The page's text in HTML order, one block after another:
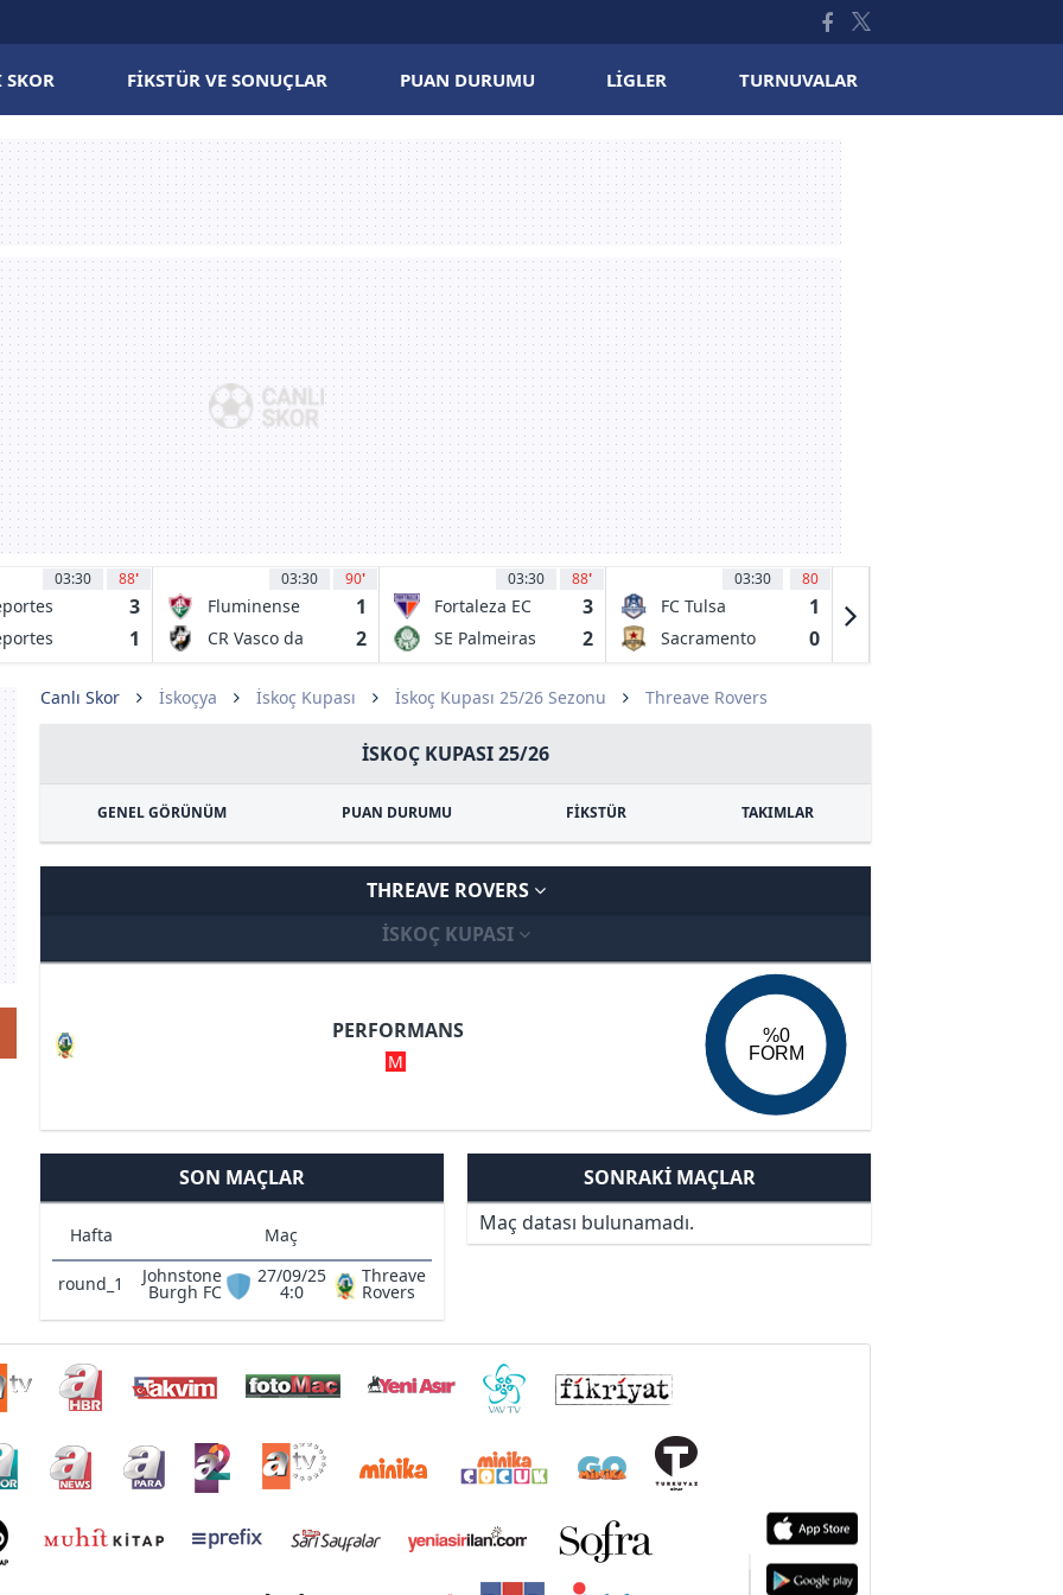
SKOR FIKSTÜR VE SONUÇLAR PUAN DURUMU LIGLER TURNUVALAR
03:30 88'
3
1
03:30 90'
Fluminense
FC RJ
1
CR Vasco da
2
03:30 88'
Fortaleza EC
CE
3
SE Palmeiras
2
03:30 80
FC Tulsa 1
Sacramento
0
Canlı Skor İskoçya İskoç Kupası İskoç Kupası 25/26 Sezonu Threave Rovers
İSKOÇ KUPASI 25/26
GENEL GÖRÜNÜM PUAN DURUMU FİKSTÜR TAKIMLAR
THREAVE ROVERS
İSKOÇ KUPASI
PERFORMANS
M
%0
FORM
SON MAÇLAR
Hafta Maç
round_1 Johnstone
Burgh FC
27/09/25
4:0
Threave
Rovers
SONRAKI MAÇLAR
Maç datası bulunamadı.